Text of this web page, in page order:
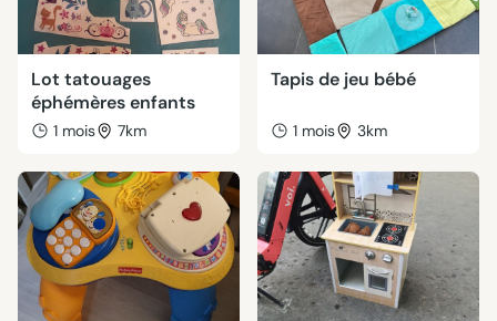
Lot tatouages
éphémères enfants
1 mois 7km
Tapis de jeu bébé
1 mois 3km